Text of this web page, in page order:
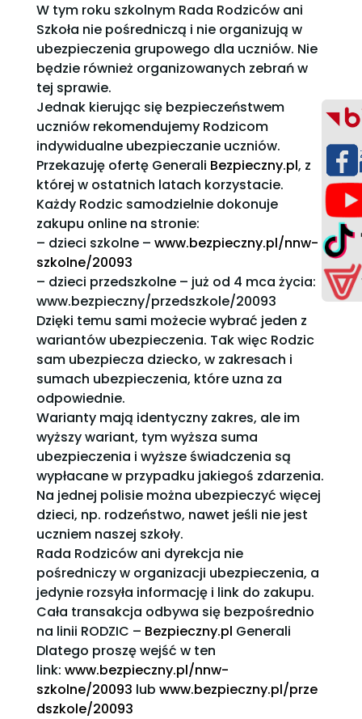
W tym roku szkolnym Rada Rodziców ani
Szkoła nie pośredniczą i nie organizują w
ubezpieczenia grupowego dla uczniów. Nie
będzie również organizowanych zebrań w
tej sprawie.
Jednak kierując się bezpieczeństwem
uczniów rekomendujemy Rodzicom
indywidualne ubezpieczanie uczniów.
Przekazuję ofertę Generali Bezpieczny.pl, z
której w ostatnich latach korzystacie.
Każdy Rodzic samodzielnie dokonuje
zakupu online na stronie:
– dzieci szkolne – www.bezpieczny.pl/nnw-
szkolne/20093
– dzieci przedszkolne – już od 4 mca życia:
www.bezpieczny/przedszkole/20093
Dzięki temu sami możecie wybrać jeden z
wariantów ubezpieczenia. Tak więc Rodzic
sam ubezpiecza dziecko, w zakresach i
sumach ubezpieczenia, które uzna za
odpowiednie.
Warianty mają identyczny zakres, ale im
wyższy wariant, tym wyższa suma
ubezpieczenia i wyższe świadczenia są
wypłacane w przypadku jakiegoś zdarzenia.
Na jednej polisie można ubezpieczyć więcej
dzieci, np. rodzeństwo, nawet jeśli nie jest
uczniem naszej szkoły.
Rada Rodziców ani dyrekcja nie
pośredniczy w organizacji ubezpieczenia, a
jedynie rozsyła informację i link do zakupu.
Cała transakcja odbywa się bezpośrednio
na linii RODZIC – Bezpieczny.pl Generali
Dlatego proszę wejść w ten
link: www.bezpieczny.pl/nnw-
szkolne/20093 lub www.bezpieczny.pl/prze
dszkole/20093